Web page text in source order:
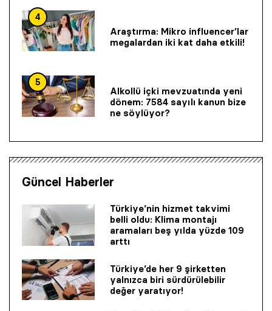
4
Araştırma: Mikro influencer’lar
megalardan iki kat daha etkili!
5
Alkollü içki mevzuatında yeni
dönem: 7584 sayılı kanun bize
ne söylüyor?
Güncel Haberler
Türkiye’nin hizmet takvimi
belli oldu: Klima montajı
aramaları beş yılda yüzde 109
arttı
Türkiye’de her 9 şirketten
yalnızca biri sürdürülebilir
değer yaratıyor!